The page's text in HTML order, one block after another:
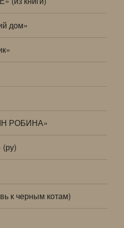
дом»
РОБИНА»
к черным котам)